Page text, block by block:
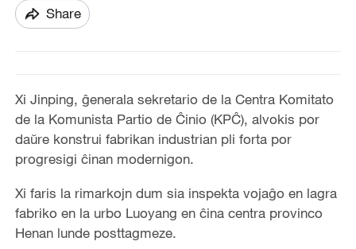
Share
Xi Jinping, ĝenerala sekretario de la Centra Komitato
de la Komunista Partio de Ĉinio (KPĈ), alvokis por
daŭre konstrui fabrikan industrian pli forta por
progresigi ĉinan modernigon.
Xi faris la rimarkojn dum sia inspekta vojaĝo en lagra
fabriko en la urbo Luoyang en ĉina centra provinco
Henan lunde posttagmeze.